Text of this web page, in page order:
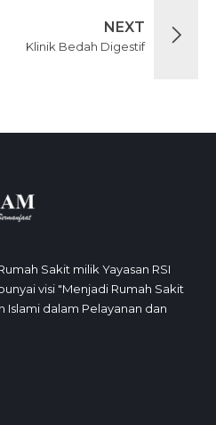
NEXT
Klinik Bedah Digestif
Sakit milik Yayasan RSI
visi "Menjadi Rumah Sakit
Islami dalam Pelayanan dan